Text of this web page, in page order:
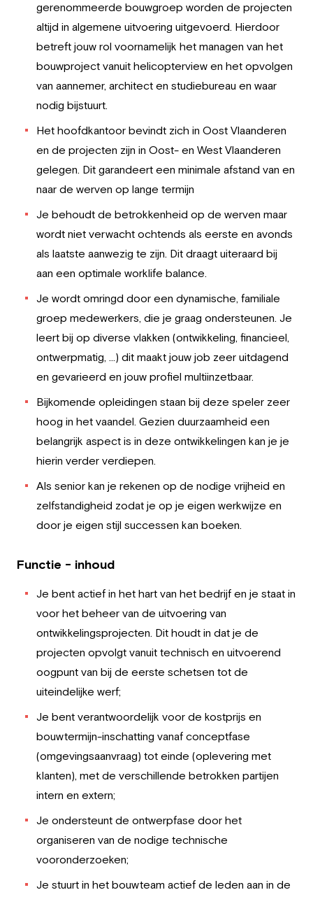
gerenommeerde bouwgroep worden de projecten
altijd in algemene uitvoering uitgevoerd. Hierdoor
betreft jouw rol voornamelijk het managen van het
bouwproject vanuit helicopterview en het opvolgen
van aannemer, architect en studiebureau en waar
nodig bijstuurt.
Het hoofdkantoor bevindt zich in Oost Vlaanderen
en de projecten zijn in Oost- en West Vlaanderen
gelegen. Dit garandeert een minimale afstand van en
naar de werven op lange termijn
Je behoudt de betrokkenheid op de werven maar
wordt niet verwacht ochtends als eerste en avonds
als laatste aanwezig te zijn. Dit draagt uiteraard bij
aan een optimale worklife balance.
Je wordt omringd door een dynamische, familiale
groep medewerkers, die je graag ondersteunen. Je
leert bij op diverse vlakken (ontwikkeling, financieel,
ontwerpmatig, …) dit maakt jouw job zeer uitdagend
en gevarieerd en jouw profiel multiinzetbaar.
Bijkomende opleidingen staan bij deze speler zeer
hoog in het vaandel. Gezien duurzaamheid een
belangrijk aspect is in deze ontwikkelingen kan je je
hierin verder verdiepen.
Als senior kan je rekenen op de nodige vrijheid en
zelfstandigheid zodat je op je eigen werkwijze en
door je eigen stijl successen kan boeken.
Functie - inhoud
Je bent actief in het hart van het bedrijf en je staat in
voor het beheer van de uitvoering van
ontwikkelingsprojecten. Dit houdt in dat je de
projecten opvolgt vanuit technisch en uitvoerend
oogpunt van bij de eerste schetsen tot de
uiteindelijke werf;
Je bent verantwoordelijk voor de kostprijs en
bouwtermijn-inschatting vanaf conceptfase
(omgevingsaanvraag) tot einde (oplevering met
klanten), met de verschillende betrokken partijen
intern en extern;
Je ondersteunt de ontwerpfase door het
organiseren van de nodige technische
vooronderzoeken;
Je stuurt in het bouwteam actief de leden aan in de